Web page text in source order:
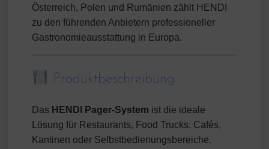
Österreich, Polen und Rumänien zählt HENDI
zu den führenden Anbietern professioneller
Gastronomieausstattung in Europa.
Produktbeschreibung
Das HENDI Pager-System ist die ideale
Lösung für Restaurants, Food Trucks, Cafés,
Kantinen oder Selbstbedienungsbereiche.